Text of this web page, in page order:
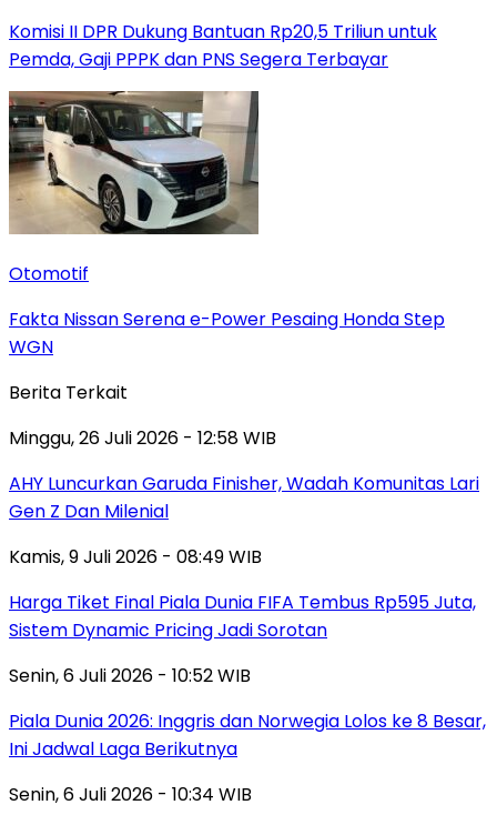
Komisi II DPR Dukung Bantuan Rp20,5 Triliun untuk
Pemda, Gaji PPPK dan PNS Segera Terbayar
Otomotif
Fakta Nissan Serena e-Power Pesaing Honda Step
WGN
Berita Terkait
Minggu, 26 Juli 2026 - 12:58 WIB
AHY Luncurkan Garuda Finisher, Wadah Komunitas Lari
Gen Z Dan Milenial
Kamis, 9 Juli 2026 - 08:49 WIB
Harga Tiket Final Piala Dunia FIFA Tembus Rp595 Juta,
Sistem Dynamic Pricing Jadi Sorotan
Senin, 6 Juli 2026 - 10:52 WIB
Piala Dunia 2026: Inggris dan Norwegia Lolos ke 8 Besar,
Ini Jadwal Laga Berikutnya
Senin, 6 Juli 2026 - 10:34 WIB